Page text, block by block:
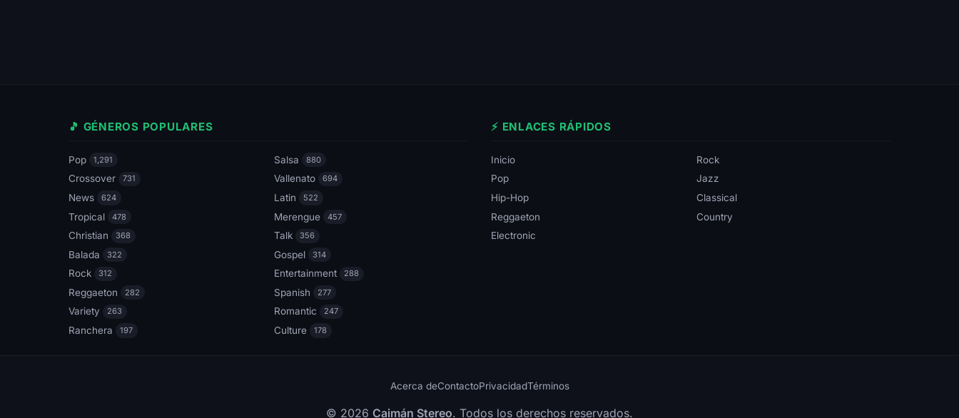
🎵 GÉNEROS POPULARES
Pop 1,291 Salsa 880
Crossover 731 Vallenato 694
News 624 Latin 522
Tropical 478 Merengue 457
Christian 368 Talk 356
Balada 322 Gospel 314
Rock 312 Entertainment 288
Reggaeton 282 Spanish 277
Variety 263 Romantic 247
Ranchera 197 Culture 178
⚡ ENLACES RÁPIDOS
Inicio
Rock
Pop
Jazz
Hip-Hop
Classical
Reggaeton
Country
Electronic
Acerca deContactoPrivacidadTérminos
© 2026 Caimán Stereo. Todos los derechos reservados.